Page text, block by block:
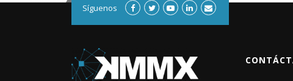
Síguenos